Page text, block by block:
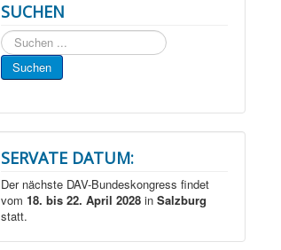
SUCHEN
Suchen
...
Suchen
SERVATE DATUM:
Der nächste DAV-Bundeskongress findet
vom18. bis 22. April 2028 inSalzburg
statt.